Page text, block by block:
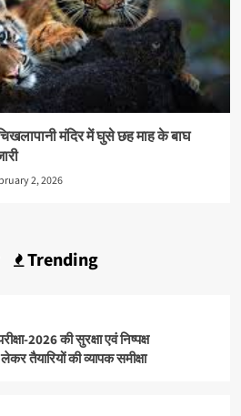
मंदिर में घुसे छह माह के बाघ
2, 2026
Trending
2026 की सुरक्षा एवं निष्पक्ष
तैयारियों की व्यापक समीक्षा